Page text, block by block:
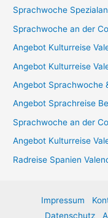
n
a
Sprachwoche
Sprachwoche an der
Angebot Kulturreise
Angebot Kulturreise
Angebot Sprachwoche
Angebot Sprachreise
Sprachwoche an der
Angebot Kulturreise
Radreise Spanien
Impressum
Datenschutz